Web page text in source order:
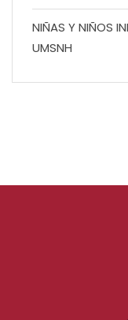
NIÑAS Y NIÑOS
UMSNH